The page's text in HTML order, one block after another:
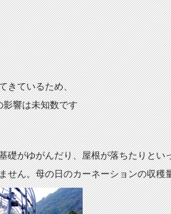
きているため、
影響は未知数です
礎がゆがんだり、屋根が落ちたりとい
ん。母の日のカーネーションの収